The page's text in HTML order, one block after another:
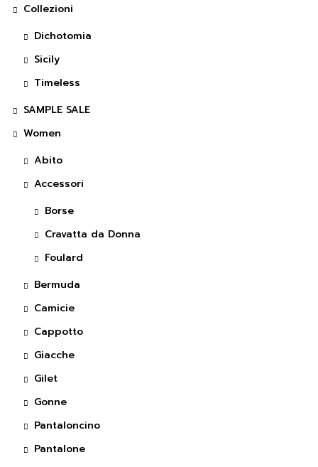
Collezioni
Dichotomia
Sicily
Timeless
SAMPLE SALE
Women
Abito
Accessori
Borse
Cravatta da Donna
Foulard
Bermuda
Camicie
Cappotto
Giacche
Gilet
Gonne
Pantaloncino
Pantalone